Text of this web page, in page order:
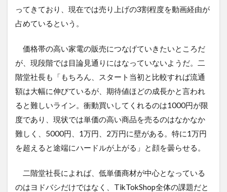
ってきており、現在では売り上げの3割程度を動画経由が
占めているという。
価格帯の高い家電の販売につなげていきたいところだ
が、現段階では目論見通りにはなっていないようだ。二
階堂社長も「もちろん、スタート当初と比較すれば流通
額は大幅に伸びているが、期待値ほどの成長かと言われ
ると難しいライン。衝動買いしてくれるのは1000円が限
度であり、現状では単価の高い商品を売るのはなかなか
難しく、5000円、1万円、2万円に壁がある。特に1万円
を超えると途端にハードルが上がる」と顔を曇らせる。
二階堂社長によれば、低単価商材が中心となっている
のはヨドバシだけではなく、TikTokShop全体の課題だと